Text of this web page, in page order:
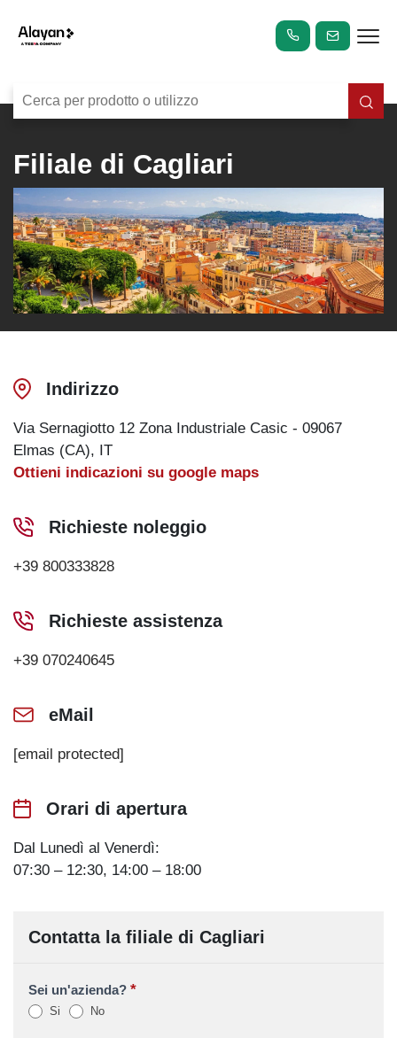
Filiale di Cagliari
Indirizzo
Via Sernagiotto 12 Zona Industriale Casic - 09067
Elmas (CA), IT
Ottieni indicazioni su google maps
Richieste noleggio
+39 800333828
Richieste assistenza
+39 070240645
eMail
[email protected]
Orari di apertura
Dal Lunedì al Venerdì:
07:30 – 12:30, 14:00 – 18:00
Contatta la filiale di Cagliari
Sei un'azienda? *
Si No